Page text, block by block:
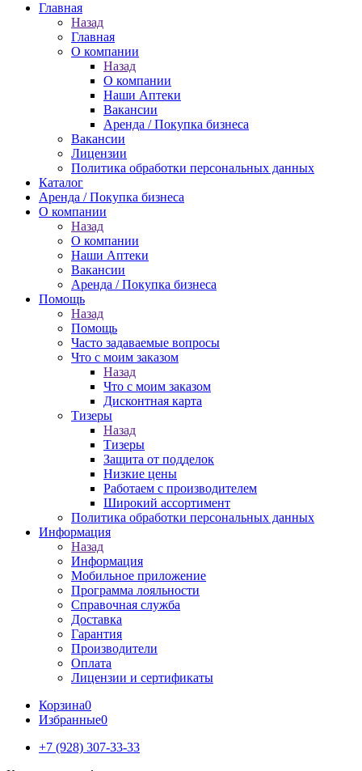
Главная
Назад
Главная
О компании
Назад
О компании
Наши Аптеки
Вакансии
Аренда / Покупка бизнеса
Вакансии
Лицензии
Политика обработки персональных данных
Каталог
Аренда / Покупка бизнеса
О компании
Назад
О компании
Наши Аптеки
Вакансии
Аренда / Покупка бизнеса
Помощь
Назад
Помощь
Часто задаваемые вопросы
Что с моим заказом
Назад
Что с моим заказом
Дисконтная карта
Тизеры
Назад
Тизеры
Защита от подделок
Низкие цены
Работаем с производителем
Широкий ассортимент
Политика обработки персональных данных
Информация
Назад
Информация
Мобильное приложение
Программа лояльности
Справочная служба
Доставка
Гарантия
Производители
Оплата
Лицензии и сертификаты
Корзина0
Избранные0
+7 (928) 307-33-33